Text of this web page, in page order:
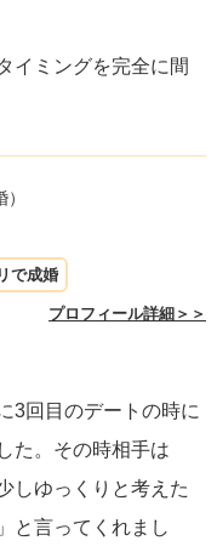
イミングを完全に間
で成婚
プロフィール詳細＞＞
3回目のデートの時に
た。その時相手は
しゆっくりと考えた
と言ってくれまし